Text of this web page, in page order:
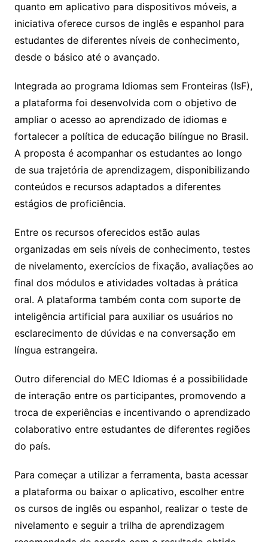
quanto em aplicativo para dispositivos móveis, a
iniciativa oferece cursos de inglês e espanhol para
estudantes de diferentes níveis de conhecimento,
desde o básico até o avançado.
Integrada ao programa Idiomas sem Fronteiras (IsF),
a plataforma foi desenvolvida com o objetivo de
ampliar o acesso ao aprendizado de idiomas e
fortalecer a política de educação bilíngue no Brasil.
A proposta é acompanhar os estudantes ao longo
de sua trajetória de aprendizagem, disponibilizando
conteúdos e recursos adaptados a diferentes
estágios de proficiência.
Entre os recursos oferecidos estão aulas
organizadas em seis níveis de conhecimento, testes
de nivelamento, exercícios de fixação, avaliações ao
final dos módulos e atividades voltadas à prática
oral. A plataforma também conta com suporte de
inteligência artificial para auxiliar os usuários no
esclarecimento de dúvidas e na conversação em
língua estrangeira.
Outro diferencial do MEC Idiomas é a possibilidade
de interação entre os participantes, promovendo a
troca de experiências e incentivando o aprendizado
colaborativo entre estudantes de diferentes regiões
do país.
Para começar a utilizar a ferramenta, basta acessar
a plataforma ou baixar o aplicativo, escolher entre
os cursos de inglês ou espanhol, realizar o teste de
nivelamento e seguir a trilha de aprendizagem